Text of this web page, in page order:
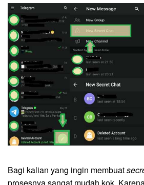
Bagi kalian yang ingin membuat